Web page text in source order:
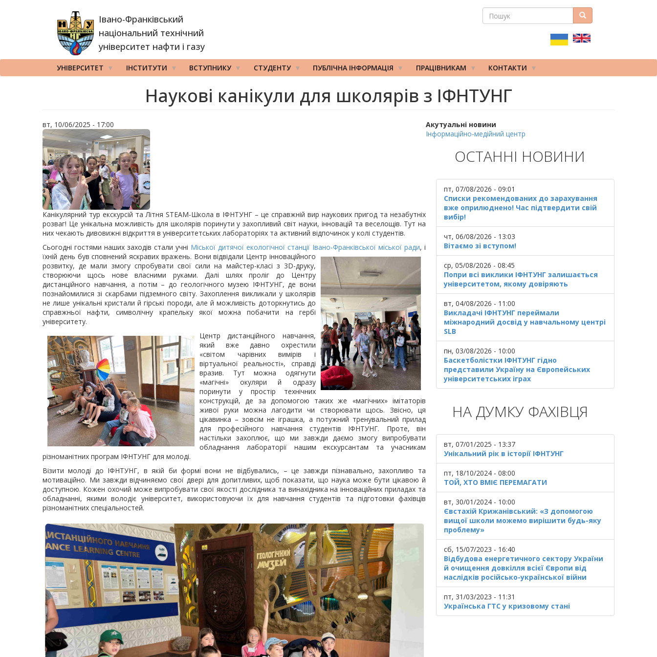
Івано-Франківський
національний технічний
університет нафти і газу
ПОШУКОВА
ПОШУК Пошук
УНІВЕРСИТЕТ ІНСТИТУТИ ВСТУПНИКУ СТУДЕНТУ ПУБЛІЧНА ІНФОРМАЦІЯ ПРАЦІВНИКАМ КОНТАКТИ
Наукові канікули для школярів з ІФНТУНГ
вт, 10/06/2025 - 17:00
Канікулярний тур екскурсій та Літня STEAM-Школа в ІФНТУНГ – це справжній вир наукових пригод та незабутніх
розваг! Це унікальна можливість для школярів поринути у захопливий світ науки, інновацій та веселощів. Тут на
них чекають дивовижні відкриття в університетських лабораторіях та активний відпочинок у колі студентів.
Сьогодні гостями наших заходів стали учні Міської дитячої екологічної станції Івано-Франківської міської ради, і
їхній день був сповнений яскравих вражень. Вони відвідали Центр інноваційного
розвитку, де мали змогу спробувати свої сили на майстер-класі з 3D-друку,
створюючи щось нове власними руками. Далі шлях проліг до Центру
дистанційного навчання, а потім – до геологічного музею ІФНТУНГ, де вони
познайомилися зі скарбами підземного світу. Захоплення викликали у школярів
не лише унікальні кристали й гірські породи, але й можливість доторкнутись до
справжньої нафти, символічну крапельку якої можна побачити на гербі
університету.
Центр дистанційного навчання,
який вже давно охрестили
«світом чарівних вимірів і
віртуальної реальності», справді
вразив. Тут можна одягнути
«магічні» окуляри й одразу
поринути у простір технічних
конструкцій, де за допомогою таких же «магічних» імітаторів
живої руки можна лагодити чи створювати щось. Звісно, ця
цікавинка – зовсім не іграшка, а потужний тренувальний прилад
для професійного навчання студентів ІФНТУНГ. Проте, він
настільки захоплює, що ми завжди даємо змогу випробувати
обладнання лабораторії нашим екскурсантам та учасникам
різноманітних програм ІФНТУНГ для молоді.
Візити молоді до ІФНТУНГ, в якій би формі вони не відбувались, – це завжди пізнавально, захопливо та
мотиваційно. Ми завжди відчиняємо свої двері для допитливих, щоб показати, що наука може бути цікавою й
доступною. Кожен охочий може випробувати свої якості дослідника та винахідника на інноваційних приладах та
обладнанні, якими володіє університет, використовуючи їх для навчання студентів та підготовки фахівців
різноманітних спеціальностей.
Акутуальні новини
Інформаційно-медійний центр
ОСТАННІ НОВИНИ
пт, 07/08/2026 - 09:01
Списки рекомендованих до зарахування
вже оприлюднено! Час підтвердити свій
вибір!
чт, 06/08/2026 - 13:03
Вітаємо зі вступом!
ср, 05/08/2026 - 08:45
Попри всі виклики ІФНТУНГ залишається
університетом, якому довіряють
вт, 04/08/2026 - 11:00
Викладачі ІФНТУНГ переймали
міжнародний досвід у навчальному центрі
SLB
пн, 03/08/2026 - 10:00
Баскетболістки ІФНТУНГ гідно
представили Україну на Європейських
університетських іграх
НА ДУМКУ ФАХІВЦЯ
вт, 07/01/2025 - 13:37
Унікальний рік в історії ІФНТУНГ
пт, 18/10/2024 - 08:00
ТОЙ, ХТО ВМІЄ ПЕРЕМАГАТИ
вт, 30/01/2024 - 10:00
Євстахій Крижанівський: «З допомогою
вищої школи можемо вирішити будь-яку
проблему»
сб, 15/07/2023 - 16:40
Відбудова енергетичного сектору України
й очищення довкілля всієї Європи від
наслідків російсько-української війни
пт, 31/03/2023 - 11:31
Українська ГТС у кризовому стані